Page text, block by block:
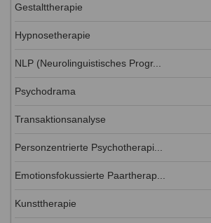
Gestalttherapie
Hypnosetherapie
NLP (Neurolinguistisches Progr...
Psychodrama
Transaktionsanalyse
Personzentrierte Psychotherapi...
Emotionsfokussierte Paartherap...
Kunsttherapie